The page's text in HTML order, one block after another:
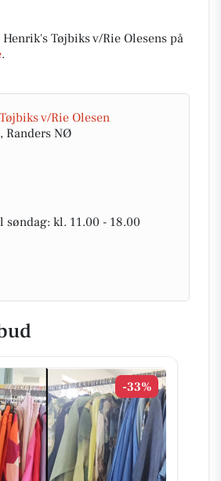
Tøjbiks v/Rie Olesens på
.
v/Rie Olesen
Randers NØ
søndag: kl. 11.00 - 18.00
-33%